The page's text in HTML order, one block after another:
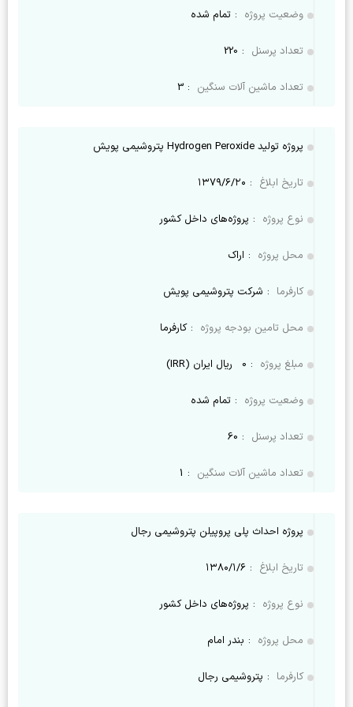
وضعیت پروژه : تمام شده
تعداد پرسنل :
220
تعداد ماشین آلات سنگین :
3
پروژه تولید Hydrogen Peroxide پتروشیمی پویش
تاریخ ابلاغ : ۱۳۷۹/۶/۲۰
نوع پروژه : پروژه‌های داخل کشور
محل پروژه : اراک
کارفرما : شرکت پتروشیمی پویش
محل تامین بودجه پروژه : کارفرما
مبلغ پروژه :
0 ریال ایران (IRR)
وضعیت پروژه : تمام شده
تعداد پرسنل :
60
تعداد ماشین آلات سنگین :
1
پروژه احداث پلی پروپیلن پتروشیمی رجال
تاریخ ابلاغ : ۱۳۸۰/۱/۶
نوع پروژه : پروژه‌های داخل کشور
محل پروژه : بندر امام
کارفرما : پتروشیمی رجال